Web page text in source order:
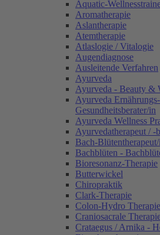
Aquatic-
Aromatherapie
Aslantherapie
Atemtherapie
Atlaslogie / Vitalogie
Augendiagnose
Ausleitende Verfahren
Ayurveda
Ayurveda - Beauty &
Ayurveda
Gesundheitsberater/in
Ayurveda Wellness
Ayurvedatherapeut / -
Bach-
Bachblüten -
Bioresonanz-Therapie
Butterwickel
Chiropraktik
Clark-Therapie
Colon-Hydro Therapie
Craniosacrale
Crataegus / Arnika -